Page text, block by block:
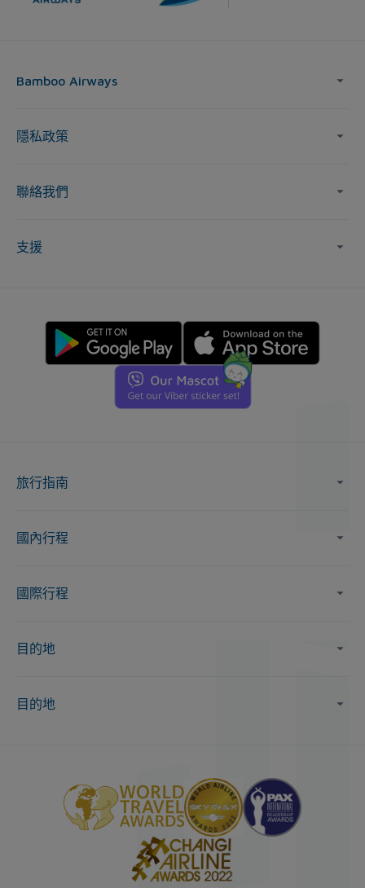
Bamboo Airways
隱私政策
聯絡我們
支援
旅行指南
國內行程
國際行程
目的地
目的地